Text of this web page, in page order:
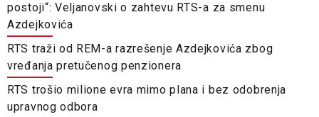
postoji“: Veljanovski o zahtevu RTS-a za smenu
Azdejkovića
RTS traži od REM-a razrešenje Azdejkovića zbog
vređanja pretučenog penzionera
RTS trošio milione evra mimo plana i bez odobrenja
upravnog odbora